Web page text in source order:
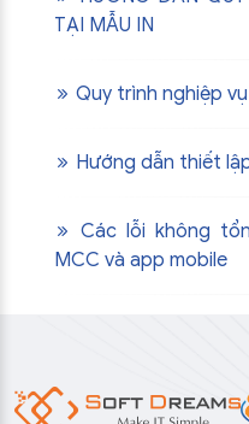
TẠI MẪU IN
Quy trình nghiệp
Hướng dẫn thiết
Các lỗi không
MCC và app mobile